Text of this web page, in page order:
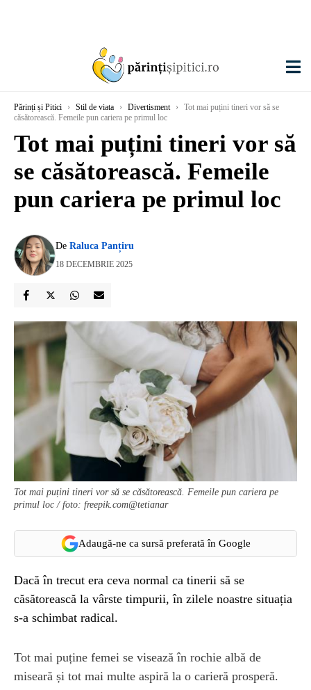
Părinți și Pitici › Stil de viata › Divertisment ›
Tot mai puțini tineri vor să se
căsătorească. Femeile pun cariera pe primul loc
Tot mai puțini tineri vor să
se căsătorească. Femeile
pun cariera pe primul loc
De Raluca Panțiru
18 DECEMBRIE 2025
Tot mai puțini tineri vor să se căsătorească. Femeile pun cariera pe
primul loc / foto: freepik.com@tetianar
Adaugă-ne ca sursă preferată în Google
Dacă în trecut era ceva normal ca tinerii să se
căsătorească la vârste timpurii, în zilele noastre situația
s-a schimbat radical.
Tot mai puține femei se visează în rochie albă de
miseară și tot mai multe aspiră la o carieră prosperă.